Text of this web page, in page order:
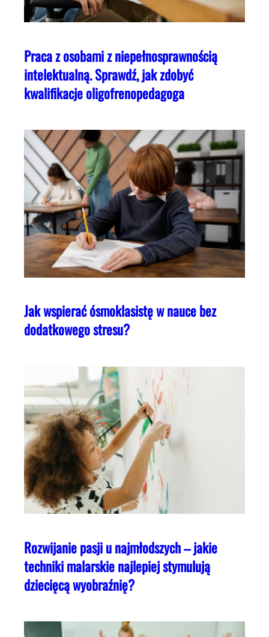
Praca z osobami z niepełnosprawnością
intelektualną. Sprawdź, jak zdobyć
kwalifikacje oligofrenopedagoga
Jak wspierać ósmoklasistę w nauce bez
dodatkowego stresu?
Rozwijanie pasji u najmłodszych – jakie
techniki malarskie najlepiej stymulują
dziecięcą wyobraźnię?